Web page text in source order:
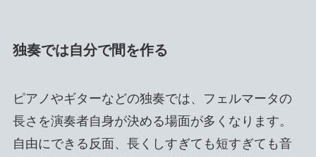
独奏では自分で間を作る
ピアノやギターなどの独奏では、フェルマータの
長さを演奏者自身が決める場面が多くなります。
自由にできる反面、長くしすぎても短すぎても音